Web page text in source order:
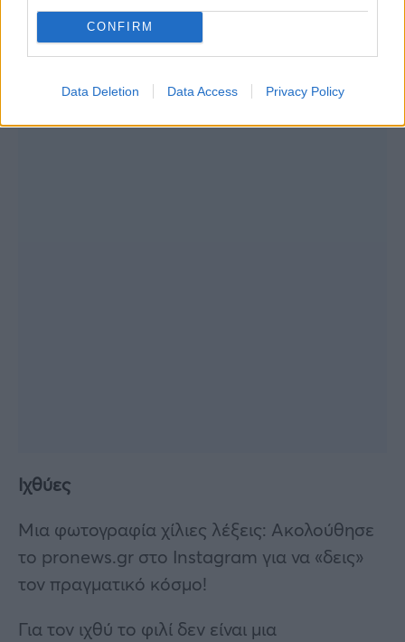
CONFIRM
Data Deletion Data Access Privacy Policy
Ιχθύες
Μια φωτογραφία χίλιες λέξεις: Ακολούθησε
το pronews.gr στο Instagram για να «δεις»
τον πραγματικό κόσμο!
Για τον ιχθύ το φιλί δεν είναι μια